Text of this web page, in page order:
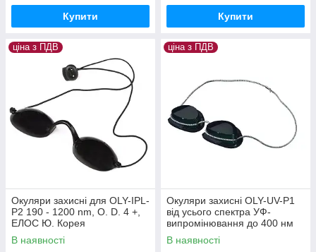
Купити Купити
ціна з ПДВ
Окуляри захисні для OLY-IPL-
P2 190 - 1200 nm, O. D. 4 +,
ЕЛОС Ю. Корея
В наявності
ціна з ПДВ
Окуляри захисні OLY-UV-P1
від усього спектра УФ-
випромінювання до 400 нм
для ламп "САПФІР",
"ПСОРОЛАЙТ", "psoroVIT"
В наявності